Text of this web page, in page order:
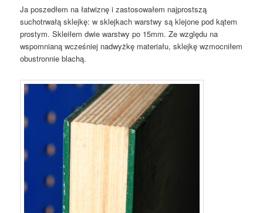
Ja poszedłem na łatwiznę i zastosowałem najprostszą
suchotrwałą sklejkę: w sklejkach warstwy są klejone pod kątem
prostym. Skleiłem dwie warstwy po 15mm. Ze względu na
wspomnianą wcześniej nadwyżkę materiału, sklejkę wzmocniłem
obustronnie blachą.